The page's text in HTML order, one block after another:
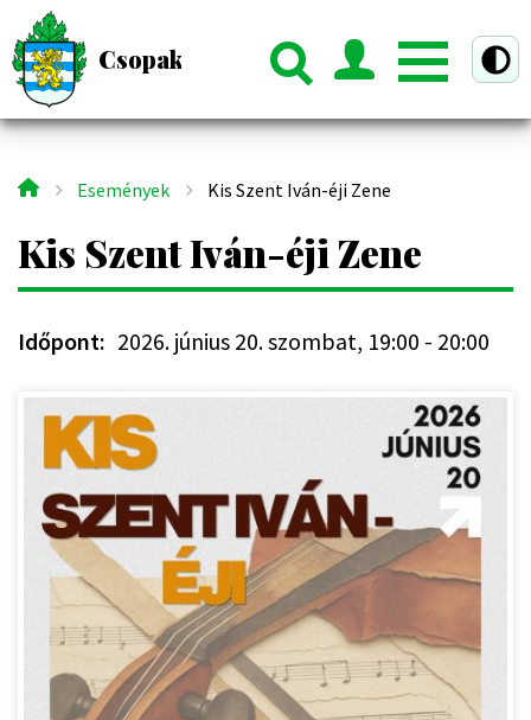
Ugrás
tartalomraCsopak Község Hivatalos Honlapja
nézet
Események Kis Szent Iván-éji Zene
Kis Szent Iván-éji Zene
Időpont 2026. június 20. szombat, 19:00 - 20:00